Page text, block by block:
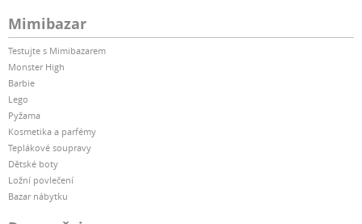
Mimibazar
Testujte s Mimibazarem
Monster High
Barbie
Lego
Pyžama
Kosmetika a parfémy
Teplákové soupravy
Dětské boty
Ložní povlečení
Bazar nábytku